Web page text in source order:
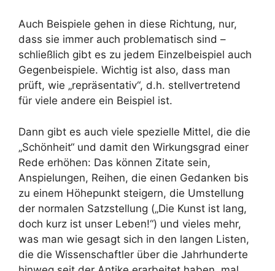
Auch Beispiele gehen in diese Richtung, nur,
dass sie immer auch problematisch sind –
schließlich gibt es zu jedem Einzelbeispiel auch
Gegenbeispiele. Wichtig ist also, dass man
prüft, wie „repräsentativ“, d.h. stellvertretend
für viele andere ein Beispiel ist.
Dann gibt es auch viele spezielle Mittel, die die
„Schönheit“ und damit den Wirkungsgrad einer
Rede erhöhen: Das können Zitate sein,
Anspielungen, Reihen, die einen Gedanken bis
zu einem Höhepunkt steigern, die Umstellung
der normalen Satzstellung („Die Kunst ist lang,
doch kurz ist unser Leben!“) und vieles mehr,
was man wie gesagt sich in den langen Listen,
die die Wissenschaftler über die Jahrhunderte